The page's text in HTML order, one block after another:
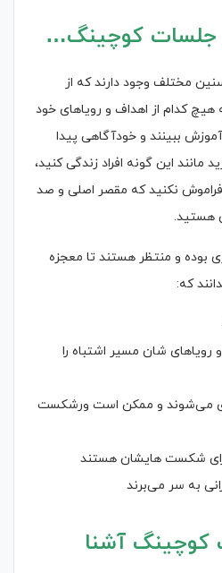
جلسات کوچینگ…
مختلف وجود دارند که از
هیچ کدام از اهداف و رویاهای خود
ببینند و خودآگاهی پیدا
مانند این گونه افراد زندگی کنید،
فراموش نکنید که مقصر اصلی و صد
هستید.
بوده و منتظر هستند تا معجزه
که:
رویاهای شان مسیر اشتباه را
می‌شوند و ممکن است ورشکست
شکست هایشان هستند
به سر می‌برند
آشنا